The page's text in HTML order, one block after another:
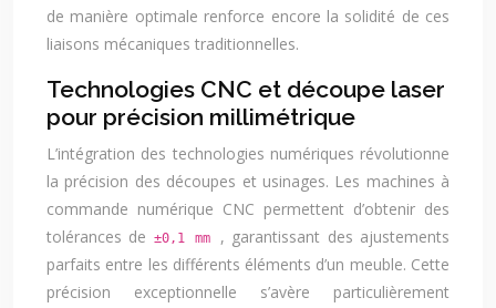
de manière optimale renforce encore la solidité de ces
liaisons mécaniques traditionnelles.
Technologies CNC et découpe laser
pour précision millimétrique
L’intégration des technologies numériques révolutionne
la précision des découpes et usinages. Les machines à
commande numérique CNC permettent d’obtenir des
tolérances de ±0,1 mm , garantissant des ajustements
parfaits entre les différents éléments d’un meuble. Cette
précision exceptionnelle s’avère particulièrement